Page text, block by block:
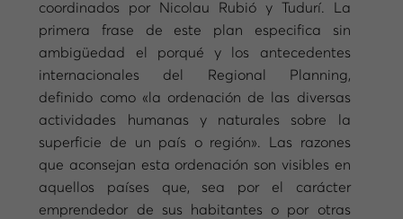
coordinados por Nicolau Rubió y Tudurí. La
primera frase de este plan especifica sin
ambigüedad el porqué y los antecedentes
internacionales del Regional Planning,
definido como «la ordenación de las diversas
actividades humanas y naturales sobre la
superficie de un país o región». Las razones
que aconsejan esta ordenación son visibles en
aquellos países que, sea por el carácter
emprendedor de sus habitantes o por otras